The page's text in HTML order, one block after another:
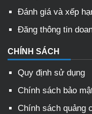
Đánh giá và xếp
Đăng thông tin
CHÍNH SÁCH
Quy định sử dụng
Chính sách bảo
Chính sách quảng